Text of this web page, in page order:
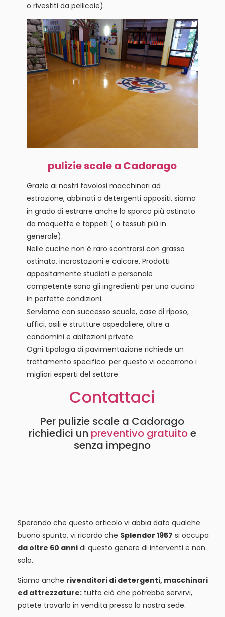
o rivestiti da pellicole).
pulizie scale a Cadorago
Grazie ai nostri favolosi macchinari ad
estrazione, abbinati a detergenti appositi, siamo
in grado di estrarre anche lo sporco più ostinato
da moquette e tappeti ( o tessuti più in
generale).
Nelle cucine non è raro scontrarsi con grasso
ostinato, incrostazioni e calcare. Prodotti
appositamente studiati e personale
competente sono gli ingredienti per una cucina
in perfette condizioni.
Serviamo con successo scuole, case di riposo,
uffici, asili e strutture ospedaliere, oltre a
condomini e abitazioni private.
Ogni tipologia di pavimentazione richiede un
trattamento specifico: per questo vi occorrono i
migliori esperti del settore.
Contattaci
Per pulizie scale a Cadorago
richiedici un preventivo gratuitoe
senza impegno
Sperando che questo articolo vi abbia dato qualche
buono spunto, vi ricordo che Splendor 1957 si occupa
da oltre 60 anni di questo genere di interventi e non
solo.
Siamo anche rivenditori di detergenti, macchinari
ed attrezzature: tutto ciò che potrebbe servirvi,
potete trovarlo in vendita presso la nostra sede.